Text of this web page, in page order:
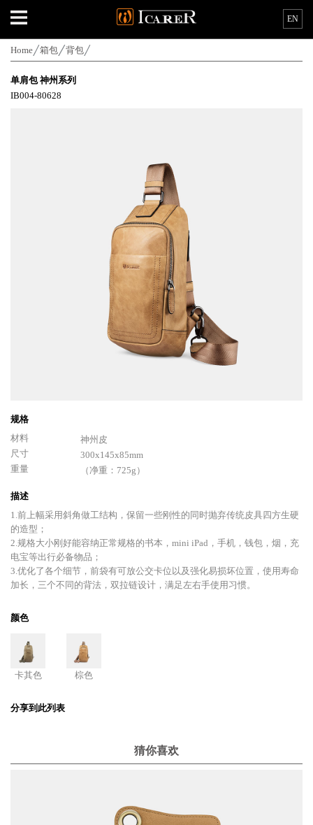
EN
Home 箱包 背包
单肩包 神州系列
IB004-80628
规格
材料
神州皮
尺寸
300x145x85mm
重量
（净重：725g）
描述
1.前上幅采用斜角做工结构，保留一些刚性的同时抛弃传统皮具四方生硬
的造型；
2.规格大小刚好能容纳正常规格的书本，mini iPad，手机，钱包，烟，充
电宝等出行必备物品；
3.优化了各个细节，前袋有可放公交卡位以及强化易损坏位置，使用寿命
加长，三个不同的背法，双拉链设计，满足左右手使用习惯。
颜色
卡其色 棕色
分享到此列表
猜你喜欢